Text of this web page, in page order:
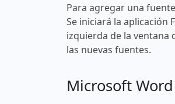
Para agregar una
Se iniciará la aplicación
izquierda de la ventana
las nuevas fuentes.
Microsoft Word